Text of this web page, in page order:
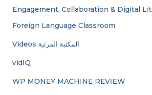
Engagement, Collaboration & Digital
Foreign Language Classroom
Videos المكتبة المرئية
vidIQ
WP MONEY MACHINE REVIEW